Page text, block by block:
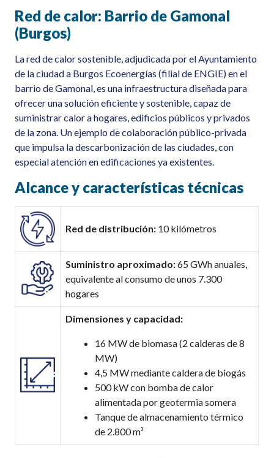
Red de calor: Barrio de Gamonal
(Burgos)
La red de calor sostenible,adjudicadapor el Ayuntamiento
de la ciudad a Burgos Ecoenergías (filial de ENGIE)en el
barrio de Gamonal,es una infraestructuradiseñadapara
ofrecer una solución eficiente ysostenible, capaz de
suministrar calor a hogares, edificios públicos y privados
de la zona. Un ejemplo de colaboración público-privada
que impulsa la descarbonización de las ciudades, con
especial atención en edificaciones ya existentes.
Alcance y características técnicas
Red de distribución: 10 kilómetros
Suministro aproximado:65 GWh anuales,
equivalente al consumo de unos 7.300
hogares
Dimensiones y capacidad:
16 MW de biomasa (2 calderas de 8
MW)
4,5 MW mediante caldera de biogás
500 kW con bomba de calor
alimentada por geotermia somera
Tanque de almacenamiento térmico
de 2.800 m³